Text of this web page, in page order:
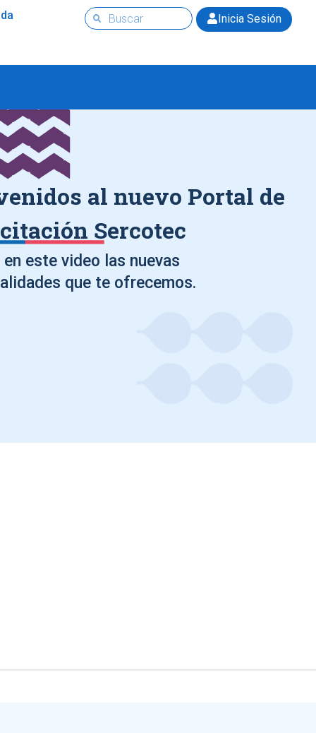
Inicia Sesión
al nuevo Portal de
Sercotec
en este video las nuevas
que te ofrecemos.